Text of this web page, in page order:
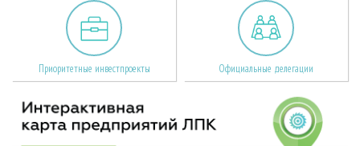
Приоритетные инвестпроекты Официальные делегации